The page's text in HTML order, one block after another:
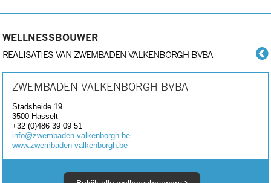
WELLNESSBOUWER
REALISATIES VAN ZWEMBADEN VALKENBORGH BVBA
ZWEMBADEN VALKENBORGH BVBA
Stadsheide 19
3500 Hasselt
+32 (0)486 39 09 51
info@zwembaden-valkenborgh.be
www.zwembaden-valkenborgh.be